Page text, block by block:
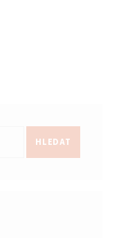
HLEDAT